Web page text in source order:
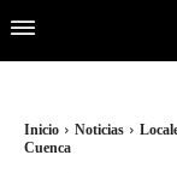
Inicio Noticias
Cuenca